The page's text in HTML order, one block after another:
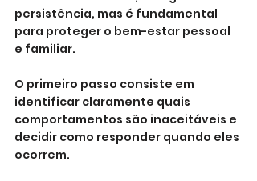
persistência, mas é fundamental
para proteger o bem-estar pessoal
e familiar.
O primeiro passo consiste em
identificar claramente quais
comportamentos são inaceitáveis e
decidir como responder quando eles
ocorrem.